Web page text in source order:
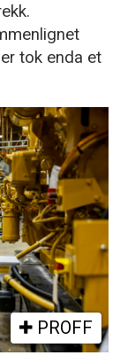
tok enda et
PROFF